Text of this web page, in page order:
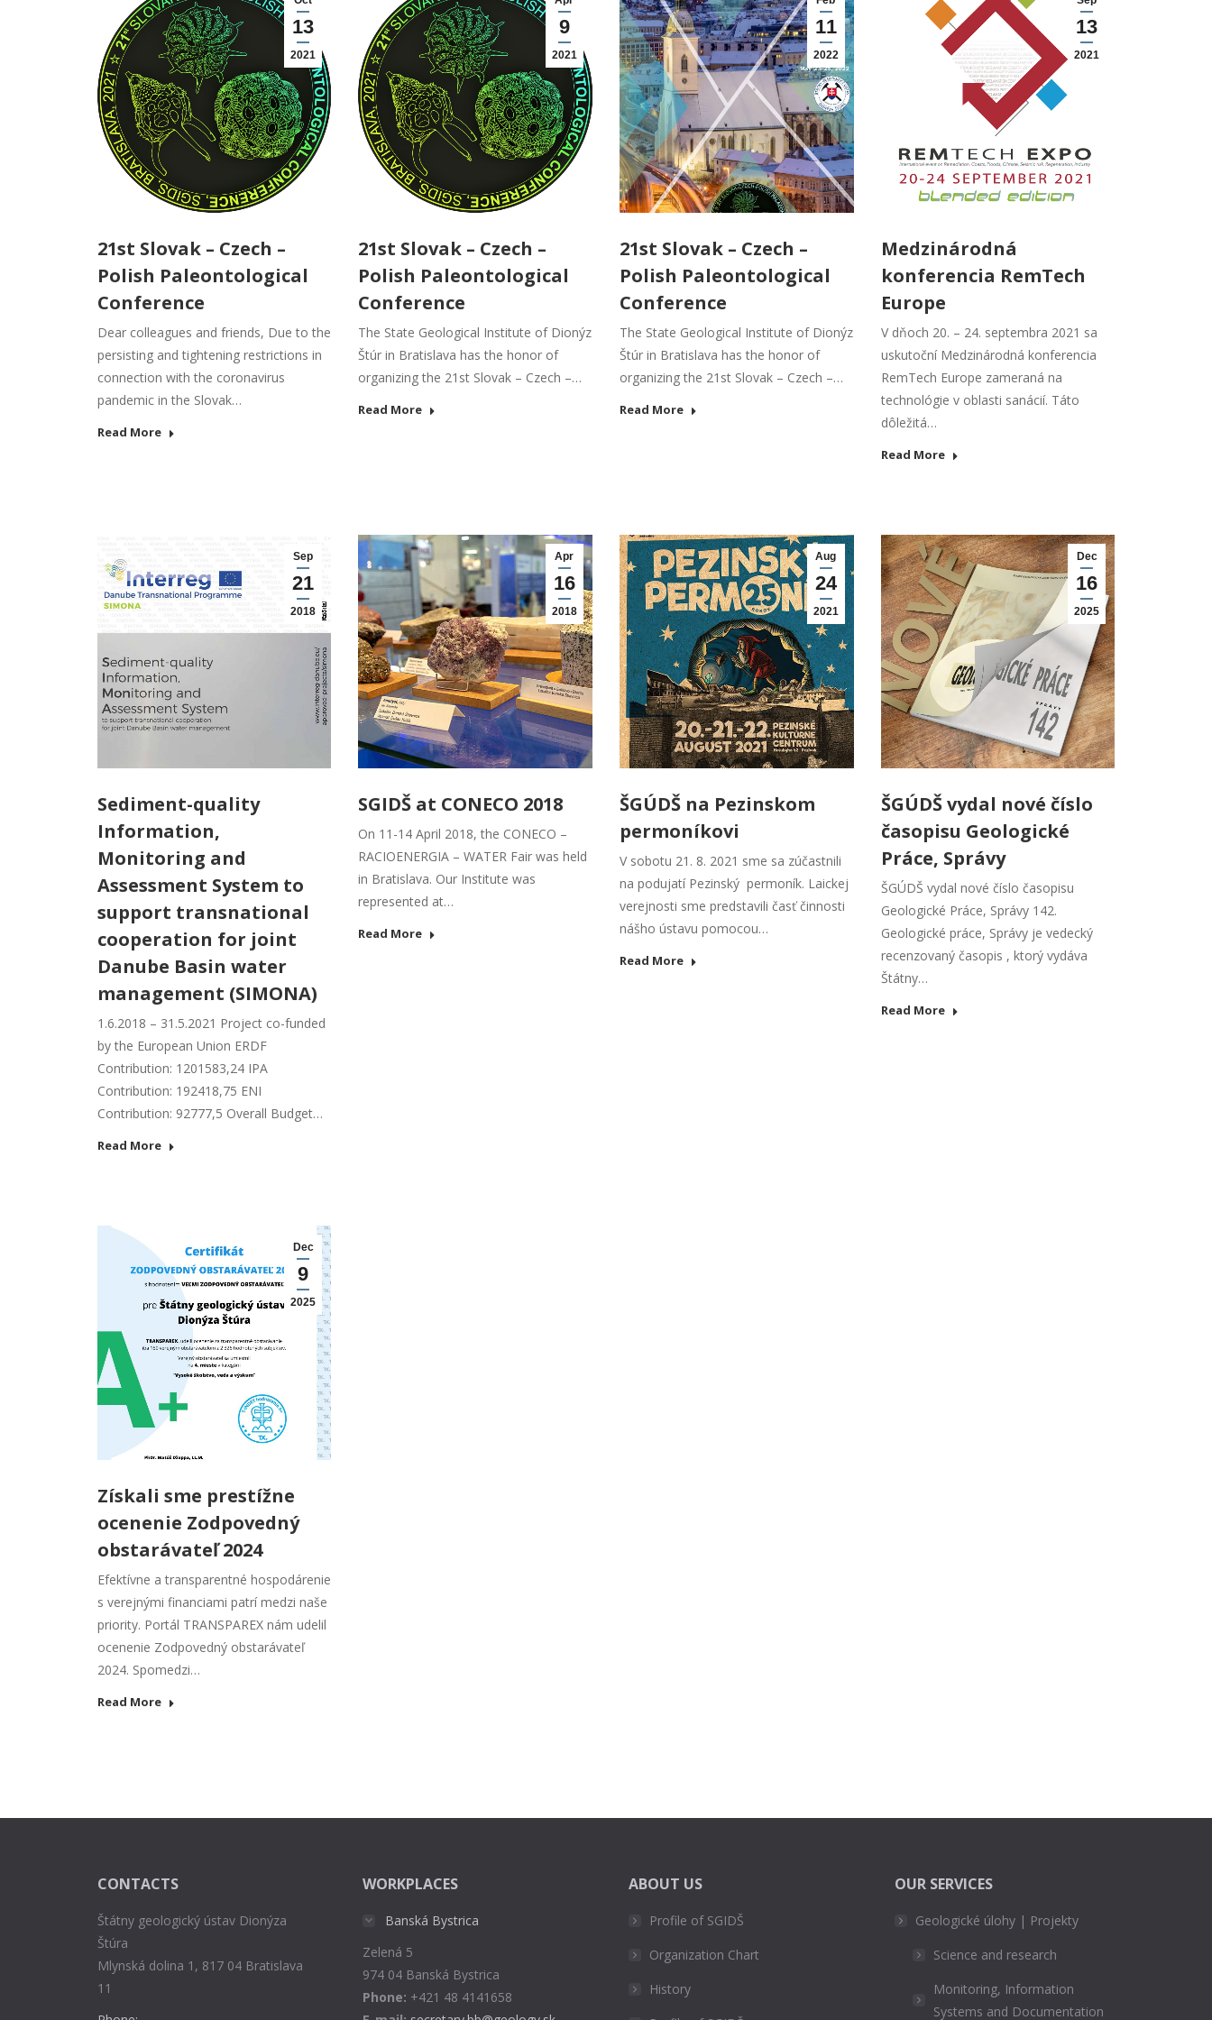
13
2021
21st Slovak – Czech –
Polish Paleontological
Conference
Dear colleagues and friends, Due to the
persisting and tightening restrictions in
connection with the coronavirus
pandemic in the Slovak…
Read More
9
2021
21st Slovak – Czech –
Polish Paleontological
Conference
The State Geological Institute of Dionýz
Štúr in Bratislava has the honor of
organizing the 21st Slovak – Czech –…
Read More
11
2022
21st Slovak – Czech –
Polish Paleontological
Conference
The State Geological Institute of Dionýz
Štúr in Bratislava has the honor of
organizing the 21st Slovak – Czech –…
Read More
13
2021
Medzinárodná
konferencia RemTech
Europe
V dňoch 20. – 24. septembra 2021 sa
uskutoční Medzinárodná konferencia
RemTech Europe zameraná na
technológie v oblasti sanácií. Táto
dôležitá…
Read More
Sep
21
2018
Sediment-quality
Information,
Monitoring and
Assessment System to
support transnational
cooperation for joint
Danube Basin water
management (SIMONA)
1.6.2018 – 31.5.2021 Project co-funded
by the European Union ERDF
Contribution: 1201583,24 IPA
Contribution: 192418,75 ENI
Contribution: 92777,5 Overall Budget…
Read More
Apr
16
2018
SGIDŠ at CONECO 2018
On 11-14 April 2018, the CONECO –
RACIOENERGIA – WATER Fair was held
in Bratislava. Our Institute was
represented at…
Read More
Aug
24
2021
ŠGÚDŠ na Pezinskom
permoníkovi
V sobotu 21. 8. 2021 sme sa zúčastnili
na podujatí Pezinský permoník. Laickej
verejnosti sme predstavili časť činnosti
nášho ústavu pomocou…
Read More
Dec
16
2025
ŠGÚDŠ vydal nové číslo
časopisu Geologické
Práce, Správy
ŠGÚDŠ vydal nové číslo časopisu
Geologické Práce, Správy 142.
Geologické práce, Správy je vedecký
recenzovaný časopis , ktorý vydáva
Štátny…
Read More
Dec
9
2025
Získali sme prestížne
ocenenie Zodpovedný
obstarávateľ 2024
Efektívne a transparentné hospodárenie
s verejnými financiami patrí medzi naše
priority. Portál TRANSPAREX nám udelil
ocenenie Zodpovedný obstarávateľ
2024. Spomedzi…
Read More
CONTACTS
Štátny geologický ústav Dionýza
Štúra
Mlynská dolina 1, 817 04 Bratislava
11
WORKPLACES
Banská Bystrica
Zelená 5
974 04 Banská Bystrica
Phone: +421 48 4141658
ABOUT US
Profile of SGIDŠ
Organization Chart
History
OUR SERVICES
Geologické úlohy | Projekty
Science and research
Monitoring, Information
Systems and Documentation